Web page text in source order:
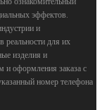
эффектов.
и
для их
изделия и
и оформления заказа с
номер телефона